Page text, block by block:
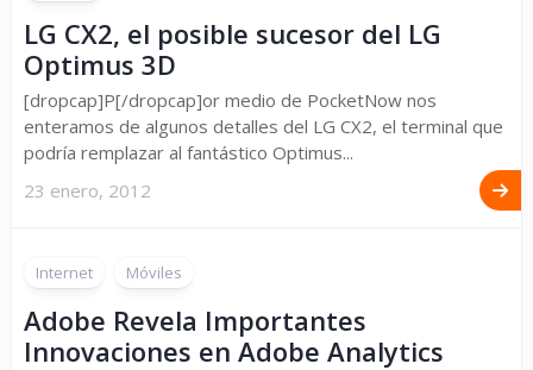
LG CX2, el posible sucesor del LG
Optimus 3D
[dropcap]P[/dropcap]or medio de PocketNow nos
enteramos de algunos detalles del LG CX2, el terminal que
podría remplazar al fantástico Optimus...
23 enero, 2012
Internet Móviles
Adobe Revela Importantes
Innovaciones en Adobe Analytics